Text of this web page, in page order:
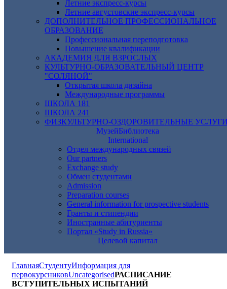
Летние экспресс-курсы
Летние августовские экспресс-курсы
ДОПОЛНИТЕЛЬНОЕ ПРОФЕССИОНАЛЬНОЕ
ОБРАЗОВАНИЕ
Профессиональная переподготовка
Повышение квалификации
АКАДЕМИЯ ДЛЯ ВЗРОСЛЫХ
КУЛЬТУРНО-ОБРАЗОВАТЕЛЬНЫЙ ЦЕНТР
"СОЛЯНОЙ"
Открытая школа дизайна
Международные программы
ШКОЛА 181
ШКОЛА 241
ФИЗКУЛЬТУРНО-ОЗДОРОВИТЕЛЬНЫЕ
МузейБиблиотека
International
Отдел международных связей
Our partners
Exchange study
Обмен студентами
Admission
Preparation courses
General information for prospective students
Гранты и стипендии
Иностранные абитуриенты
Портал «Study in Russia»
Целевой капитал
ГлавнаяСтудентуИнформация для
первокурсниковUncategorisedРАСПИСАНИЕ
ВСТУПИТЕЛЬНЫХ ИСПЫТАНИЙ